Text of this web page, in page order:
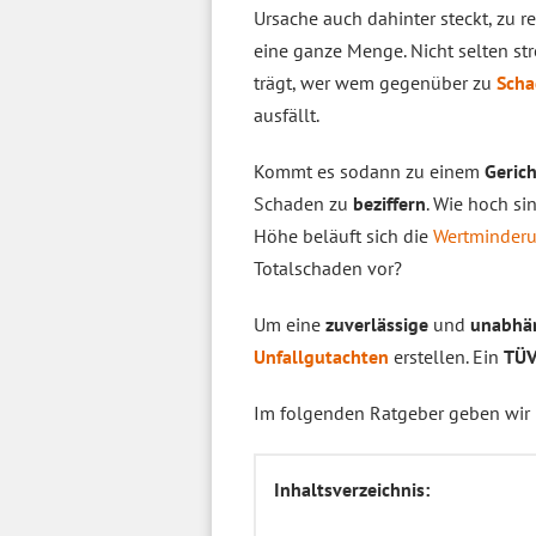
Ursache auch dahinter steckt, zu
eine ganze Menge. Nicht selten
trägt, wer wem gegenüber zu
ausfällt.
Kommt es sodann zu einem
Schaden zu beziffern. Wie hoch
Höhe beläuft sich die
Totalschaden vor?
Um eine zuverlässige und
Unfallgutachten erstellen. Ein
Im folgenden Ratgeber geben
Inhaltsverzeichnis: